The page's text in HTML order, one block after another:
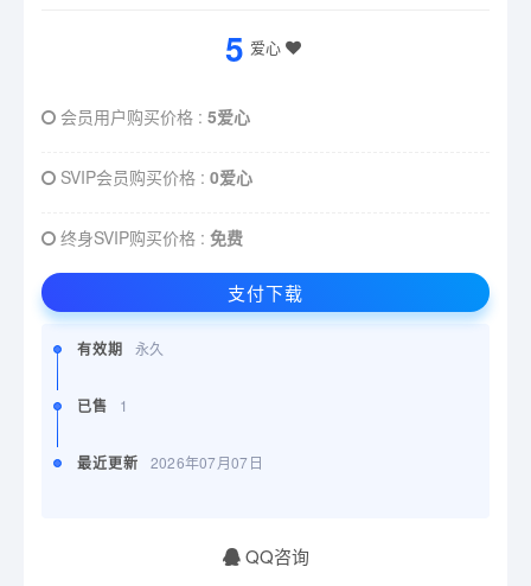
5 爱心
会员用户购买价格 : 5爱心
SVIP会员购买价格 : 0爱心
终身SVIP购买价格 : 免费
支付下载
有效期 永久
已售 1
最近更新 2026年07月07日
QQ咨询